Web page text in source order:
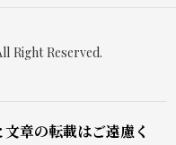
Right Reserved.
章の転載はご遠慮く